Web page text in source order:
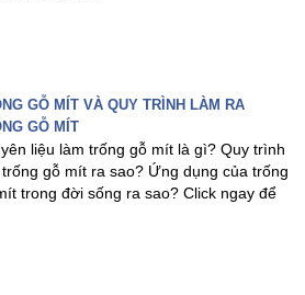
GỖ MÍT VÀ QUY TRÌNH LÀM RA
GỖ MÍT
liệu làm trống gỗ mít là gì? Quy trình
trống gỗ mít ra sao? Ứng dụng của trống
trong đời sống ra sao? Click ngay để